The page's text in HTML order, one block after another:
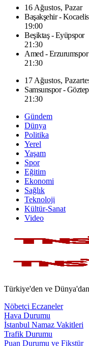
16 Ağustos, Pazar
Başakşehir -
19:00
Beşiktaş - Eyüpspor
21:30
Amed -
21:30
17 Ağustos,
Samsunspor -
21:30
Gündem
Dünya
Politika
Yerel
Yaşam
Spor
Eğitim
Ekonomi
Sağlık
Teknoloji
Kültür-Sanat
Video
Türkiye'den ve
Nöbetçi Eczaneler
Hava Durumu
İstanbul Namaz Vakitleri
Trafik Durumu
Puan Durumu ve Fikstür